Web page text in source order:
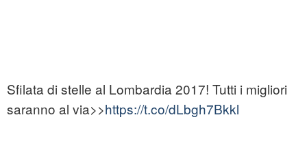
Sfilata di stelle al Lombardia 2017! Tutti i migliori
saranno al via>>https://t.co/dLbgh7Bkkl